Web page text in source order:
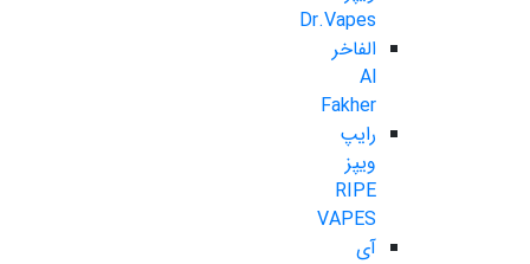
Dr.Vapes
الفاخر
Al
Fakher
رایپ
ویپز
RIPE
VAPES
آی